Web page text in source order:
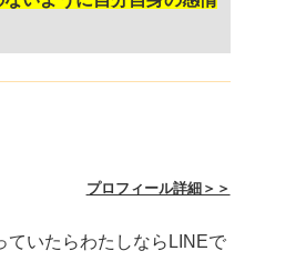
プロフィール詳細＞＞
ていたらわたしならLINEで